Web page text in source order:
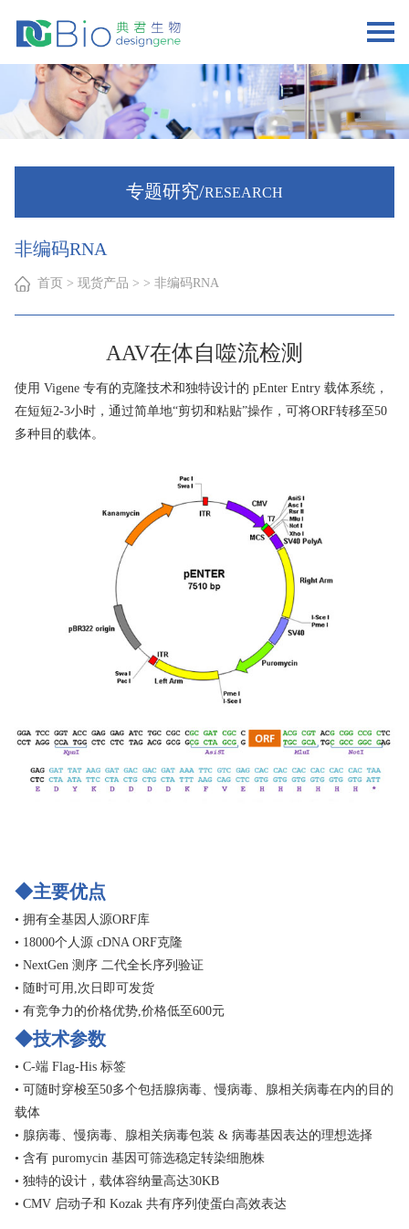
专题研究/RESEARCH
非编码RNA
首页> 现货产品 > > 非编码RNA
AAV在体自噬流检测
使用 Vigene 专有的克隆技术和独特设计的 pEnter Entry 载体系统，
在短短2-3小时，通过简单地“剪切和粘贴”操作，可将ORF转移至50
多种目的载体。
◆主要优点
• 拥有全基因人源ORF库
• 18000个人源 cDNA ORF克隆
• NextGen 测序 二代全长序列验证
• 随时可用,次日即可发货
• 有竞争力的价格优势,价格低至600元
◆技术参数
• C-端 Flag-His 标签
• 可随时穿梭至50多个包括腺病毒、慢病毒、腺相关病毒在内的目的
载体
• 腺病毒、慢病毒、腺相关病毒包装 & 病毒基因表达的理想选择
• 含有 puromycin 基因可筛选稳定转染细胞株
• 独特的设计，载体容纳量高达30KB
• CMV 启动子和 Kozak 共有序列使蛋白高效表达